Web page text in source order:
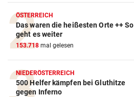
ÖSTERREICH
Das waren die heißesten Orte ++ So
geht es weiter
153.718 mal gelesen
NIEDERÖSTERREICH
500 Helfer kämpfen bei Gluthitze
gegen Inferno